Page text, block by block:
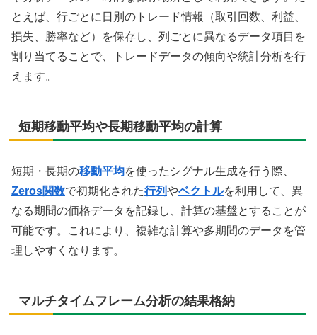
とえば、行ごとに日別のトレード情報（取引回数、利益、
損失、勝率など）を保存し、列ごとに異なるデータ項目を
割り当てることで、トレードデータの傾向や統計分析を行
えます。
短期移動平均や長期移動平均の計算
短期・長期の移動平均を使ったシグナル生成を行う際、
Zeros関数で初期化された行列やベクトルを利用して、異
なる期間の価格データを記録し、計算の基盤とすることが
可能です。これにより、複雑な計算や多期間のデータを管
理しやすくなります。
マルチタイムフレーム分析の結果格納